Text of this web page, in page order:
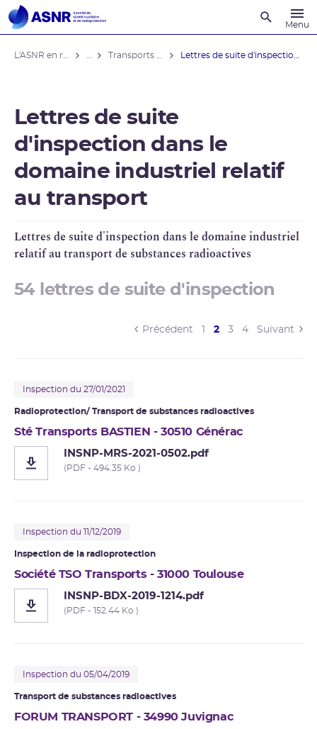
Menu
Lettres de suite
d'inspection dans le
domaine industriel relatif
au transport
Lettres de suite d'inspection dans le domaine industriel
relatif au transport de substances radioactives
54 lettres de suite d'inspection
Précédent 2(current)
3 4 Suivant
Inspection du 27/01/2021
Radioprotection/ Transport de substances radioactives
Sté Transports BASTIEN - 30510 Générac
INSNP-MRS-2021-0502.pdf
(PDF - 494.35 Ko )
Inspection du 11/12/2019
Inspection de la radioprotection
Société TSO Transports - 31000 Toulouse
INSNP-BDX-2019-1214.pdf
(PDF - 152.44 Ko )
Inspection du 05/04/2019
Transport de substances radioactives
FORUM TRANSPORT - 34990 Juvignac